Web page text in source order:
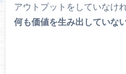
アウトプットをしていなけ
何も価値を生み出していない